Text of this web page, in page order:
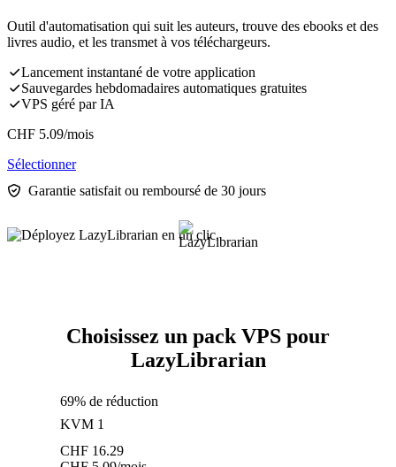
Outil d'automatisation qui suit les auteurs, trouve des ebooks et des
livres audio, et les transmet à vos téléchargeurs.
Lancement instantané de votre application
Sauvegardes hebdomadaires automatiques gratuites
VPS géré par IA
CHF 5.09/mois
Sélectionner
Garantie satisfait ou remboursé de 30 jours
Choisissez un pack VPS pour
LazyLibrarian
69% de réduction
KVM 1
CHF 16.29